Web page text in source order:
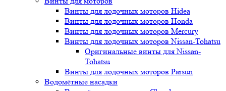
Винты для лодочных моторов Hidea
Винты для лодочных моторов Honda
Винты для лодочных моторов Mercury
Винты для лодочных моторов Nissan-Tohatsu
Оригинальные винты для Nissan-
Tohatsu
Винты для лодочных моторов Parsun
Водомётные насадки